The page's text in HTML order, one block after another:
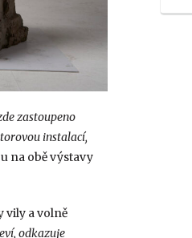
zastoupeno
instalací,
na obě výstavy
vily a volně
odkazuje